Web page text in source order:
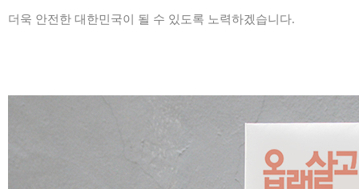
더욱 안전한 대한민국이 될 수 있도록 노력하겠습니다.